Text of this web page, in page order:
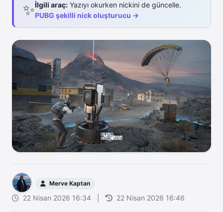
✨İlgili araç: Yazıyı okurken nickini de güncelle.
PUBG şekilli nick oluşturucu →
Merve Kaptan
22 Nisan 2026 16:34 22 Nisan 2026 16:46